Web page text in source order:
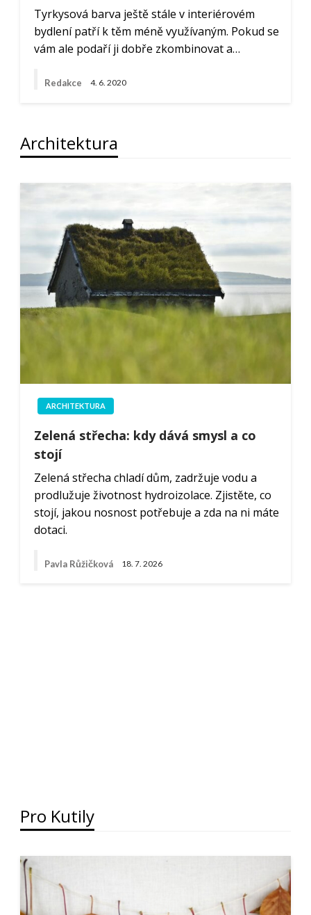
Tyrkysová barva ještě stále v interiérovém
bydlení patří k těm méně využívaným. Pokud se
vám ale podaří ji dobře zkombinovat a…
Redakce 4. 6. 2020
Architektura
ARCHITEKTURA
Zelená střecha: kdy dává smysl a co
stojí
Zelená střecha chladí dům, zadržuje vodu a
prodlužuje životnost hydroizolace. Zjistěte, co
stojí, jakou nosnost potřebuje a zda na ni máte
dotaci.
Pavla Růžičková 18. 7. 2026
Pro Kutily